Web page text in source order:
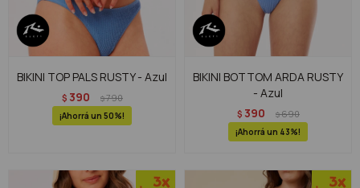
BIKINI TOP PALS RUSTY - Azul
$ 390 $790
50
BIKINI BOTTOM ARDA RUSTY
- Azul
$ 390 $690
43